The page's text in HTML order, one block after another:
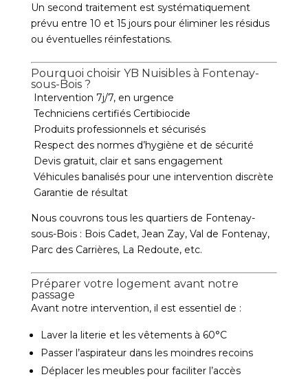
Un second traitement est systématiquement
prévu entre 10 et 15 jours pour éliminer les résidus
ou éventuelles réinfestations.
Pourquoi choisir YB Nuisibles à Fontenay-
sous-Bois ?
Intervention 7j/7, en urgence
Techniciens certifiés Certibiocide
Produits professionnels et sécurisés
Respect des normes d’hygiène et de sécurité
Devis gratuit, clair et sans engagement
Véhicules banalisés pour une intervention discrète
Garantie de résultat
Nous couvrons tous les quartiers de Fontenay-
sous-Bois : Bois Cadet, Jean Zay, Val de Fontenay,
Parc des Carrières, La Redoute, etc.
Préparer votre logement avant notre
passage
Avant notre intervention, il est essentiel de :
Laver la literie et les vêtements à 60°C
Passer l’aspirateur dans les moindres recoins
Déplacer les meubles pour faciliter l’accès